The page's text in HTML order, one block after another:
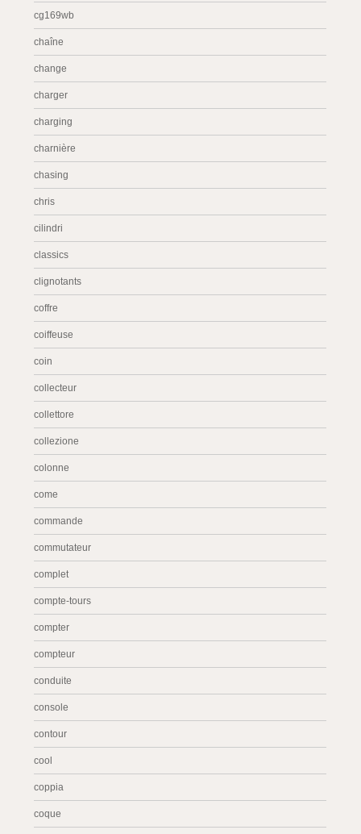
cg169wb
chaîne
change
charger
charging
charnière
chasing
chris
cilindri
classics
clignotants
coffre
coiffeuse
coin
collecteur
collettore
collezione
colonne
come
commande
commutateur
complet
compte-tours
compter
compteur
conduite
console
contour
cool
coppia
coque